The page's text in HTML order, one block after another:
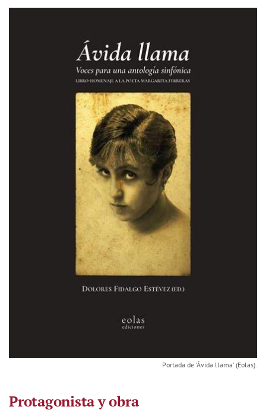
Portada de 'Ávida llama' (Eolas).
Protagonista y obra